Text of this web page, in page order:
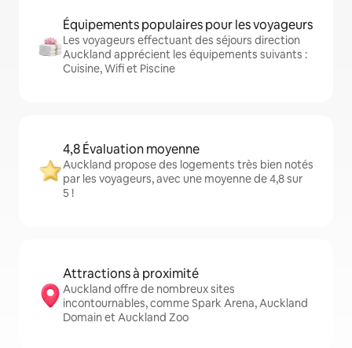
Équipements populaires pour les voyageurs
Les voyageurs effectuant des séjours direction
Auckland apprécient les équipements suivants :
Cuisine, Wifi et Piscine
4,8 Évaluation moyenne
Auckland propose des logements très bien notés
par les voyageurs, avec une moyenne de 4,8 sur
5 !
Attractions à proximité
Auckland offre de nombreux sites
incontournables, comme Spark Arena, Auckland
Domain et Auckland Zoo